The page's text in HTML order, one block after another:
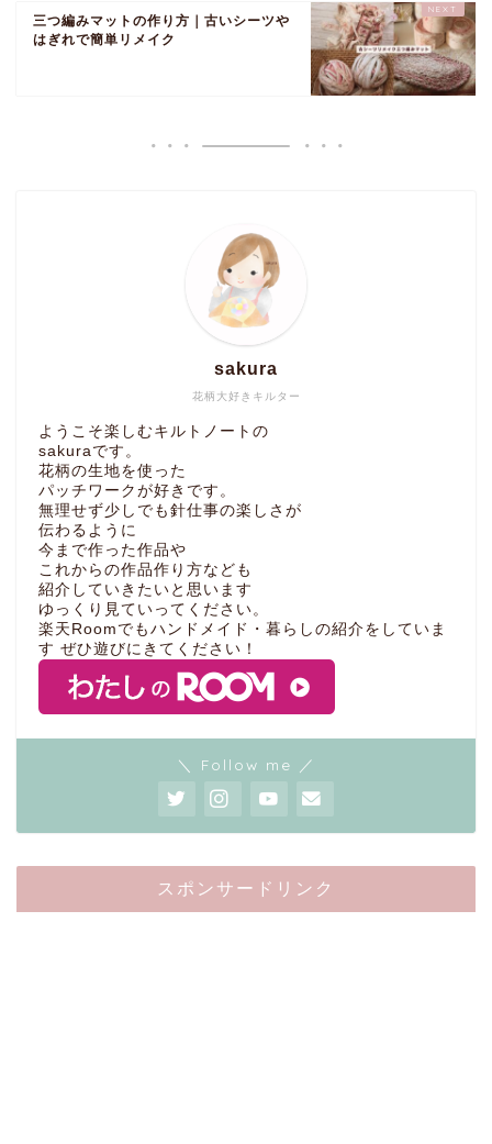
三つ編みマットの作り方｜古いシーツや
はぎれで簡単リメイク
花柄大好きキルター
sakura
ようこそ楽しむキルトノートの
sakuraです。
花柄の生地を使った
パッチワークが好きです。
無理せず少しでも針仕事の楽しさが
伝わるように
今まで作った作品や
これからの作品作り方なども
紹介していきたいと思います
ゆっくり見ていってください。
楽天Roomでもハンドメイド・暮らしの紹介をしていま
す ぜひ遊びにきてください！
＼ Follow me ／
スポンサードリンク